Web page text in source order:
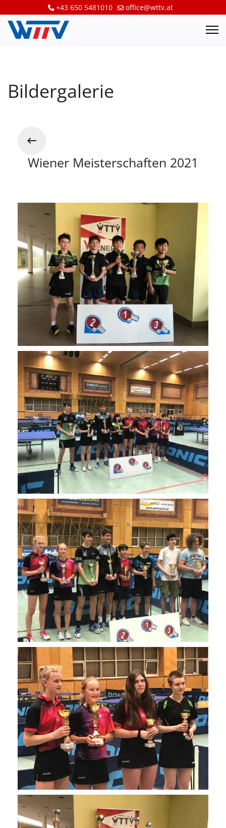
+43 650 5481010 office@wttv.at
Bildergalerie
Wiener Meisterschaften 2021